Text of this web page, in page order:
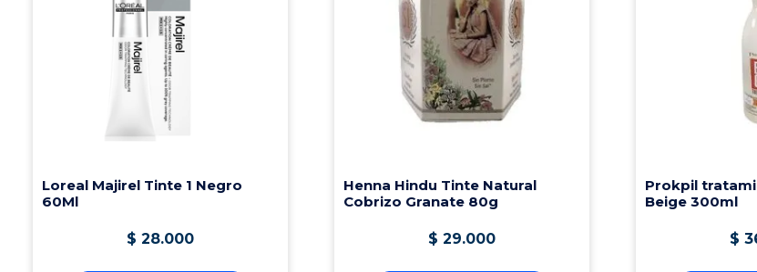
Loreal Majirel Tinte 1 Negro
60Ml
$ 28.000
Henna Hindu Tinte Natural
Cobrizo Granate 80g
$ 29.000
Prokpil
Beige 300ml
$